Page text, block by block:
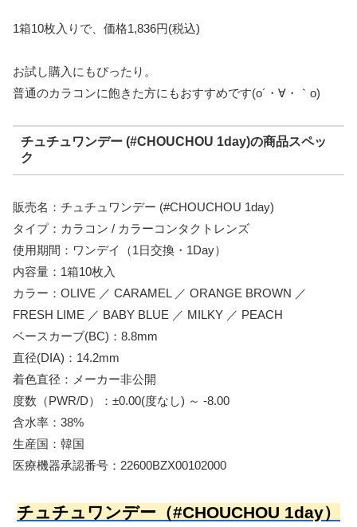
1箱10枚入りで、価格1,836円(税込)
お試し購入にもぴったり。
普通のカラコンに飽きた方にもおすすめです(o´・∀・｀o)
チュチュワンデー (#CHOUCHOU 1day)の商品スペッ
ク
販売名：チュチュワンデー (#CHOUCHOU 1day)
タイプ：カラコン / カラーコンタクトレンズ
使用期間：ワンデイ（1日交換・1Day）
内容量：1箱10枚入
カラー：OLIVE ／ CARAMEL ／ ORANGE BROWN ／
FRESH LIME ／ BABY BLUE ／ MILKY ／ PEACH
ベースカーブ(BC)：8.8mm
直径(DIA)：14.2mm
着色直径：メーカー非公開
度数（PWR/D）：±0.00(度なし) ～ -8.00
含水率：38%
生産国：韓国
医療機器承認番号：22600BZX00102000
チュチュワンデー（#CHOUCHOU 1day）